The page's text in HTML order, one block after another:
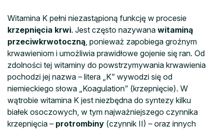
Witamina K pełni niezastąpioną funkcję w procesie
krzepnięcia krwi. Jest często nazywana witaminą
przeciwkrwotoczną , ponieważ zapobiega groźnym
krwawieniom i umożliwia prawidłowe gojenie się ran. Od
zdolności tej witaminy do powstrzymywania krwawienia
pochodzi jej nazwa – litera „K” wywodzi się od
niemieckiego słowa „Koagulation” (krzepnięcie). W
wątrobie witamina K jest niezbędna do syntezy kilku
białek osoczowych, w tym najważniejszego czynnika
krzepnięcia – protrombiny (czynnik II) – oraz innych